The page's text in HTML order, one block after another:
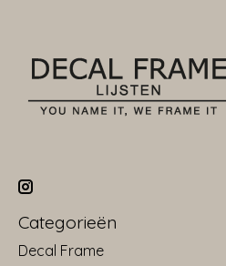
Categorieën
Decal Frame